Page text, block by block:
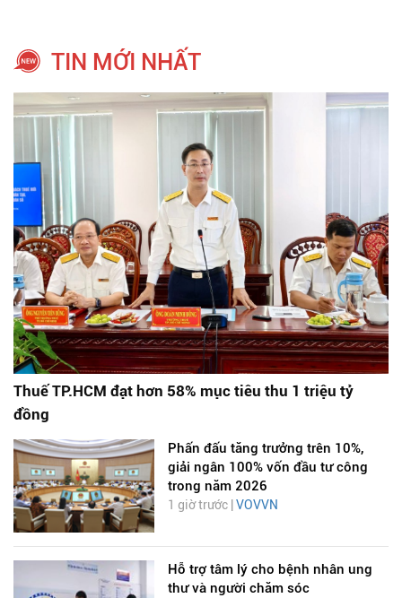
TIN MỚI NHẤT
Thuế TP.HCM đạt hơn 58% mục tiêu thu 1 triệu tỷ
đồng
Phấn đấu tăng trưởng trên 10%,
giải ngân 100% vốn đầu tư công
trong năm 2026
1 giờ trước | VOVVN
Hỗ trợ tâm lý cho bệnh nhân ung
thư và người chăm sóc